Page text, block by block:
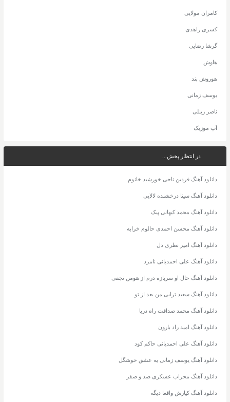
کامران مولایی
کسری زاهدی
گرشا رضایی
هاوش
هوروش بند
یوسف زمانی
ناصر زینلی
آپ موزیک
در انتظار پخش...
دانلود آهنگ فردین ناجی خورشید خانوم
دانلود آهنگ سینا درخشنده لالایی
دانلود آهنگ محمد کیهانی پیک
دانلود آهنگ محسن احمدی حالوم خرابه
دانلود آهنگ امیر نظری دل
دانلود آهنگ علی احمدیانی نامرد
دانلود آهنگ حال او سربازه درم از هومن نجفی
دانلود آهنگ سعید ترابی من بعد از تو
دانلود آهنگ محمد صداقت راه دریا
دانلود آهنگ امید راد بارون
دانلود آهنگ علی احمدیانی حاکم کود
دانلود آهنگ یوسف زمانی یه عشق خوشگل
دانلود آهنگ محراب عسکری صد و صفر
دانلود آهنگ کیارش واقعا دیگه